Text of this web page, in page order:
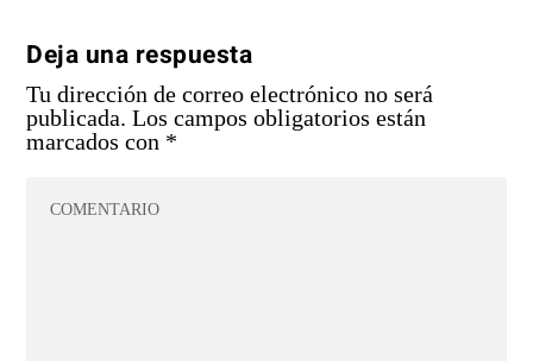
Deja una respuesta
Tu dirección de correo electrónico no será
publicada. Los campos obligatorios están
marcados con *